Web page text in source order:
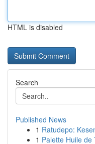
HTML is disabled
Search
Published News
1 Ratudepo:
1 Palette Huile